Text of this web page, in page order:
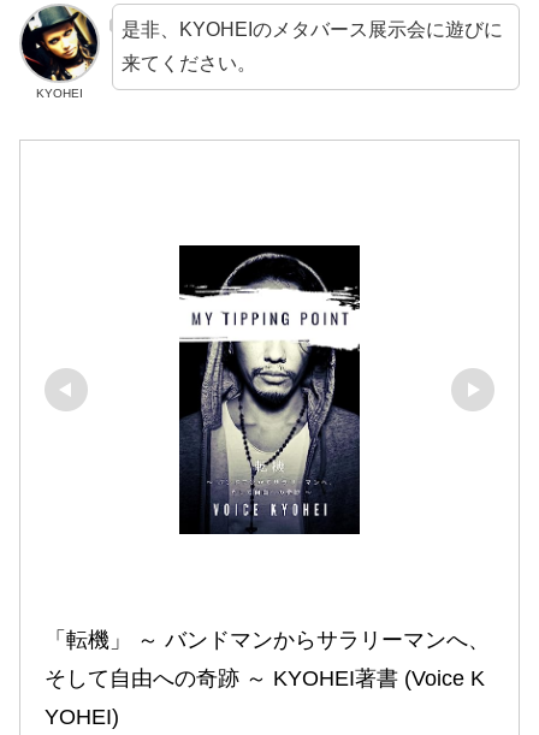
KYOHEI
是非、KYOHEIのメタバース展示会に遊びに
来てください。
「転機」 ～ バンドマンからサラリーマンへ、
そして自由への奇跡 ～ KYOHEI著書 (Voice K
YOHEI)